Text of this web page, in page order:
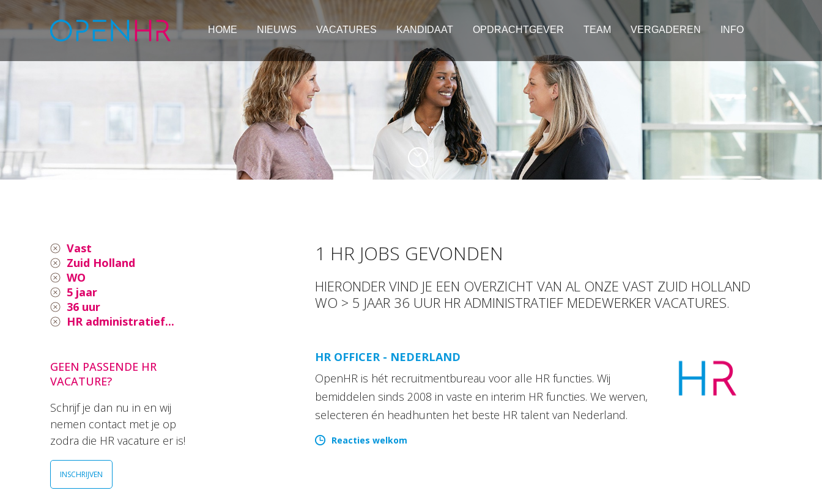
HOME NIEUWS VACATURES KANDIDAAT OPDRACHTGEVER TEAM VERGADEREN INFO
Vast
Zuid Holland
WO
5 jaar
36 uur
HR administratief...
GEEN PASSENDE HR
VACATURE?
Schrijf je dan nu in en wij
nemen contact met je op
zodra die HR vacature er is!
INSCHRIJVEN
1 HR JOBS GEVONDEN
HIERONDER VIND JE EEN OVERZICHT VAN AL ONZE VAST ZUID HOLLAND
WO > 5 JAAR 36 UUR HR ADMINISTRATIEF MEDEWERKER VACATURES.
HR OFFICER - NEDERLAND
OpenHR is hét recruitmentbureau voor alle HR functies. Wij
bemiddelen sinds 2008 in vaste en interim HR functies. We werven,
selecteren én headhunten het beste HR talent van Nederland.
Reacties welkom